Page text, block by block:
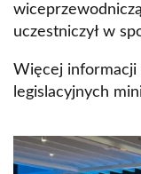
uczestniczył w
Więcej
legislacyjnych